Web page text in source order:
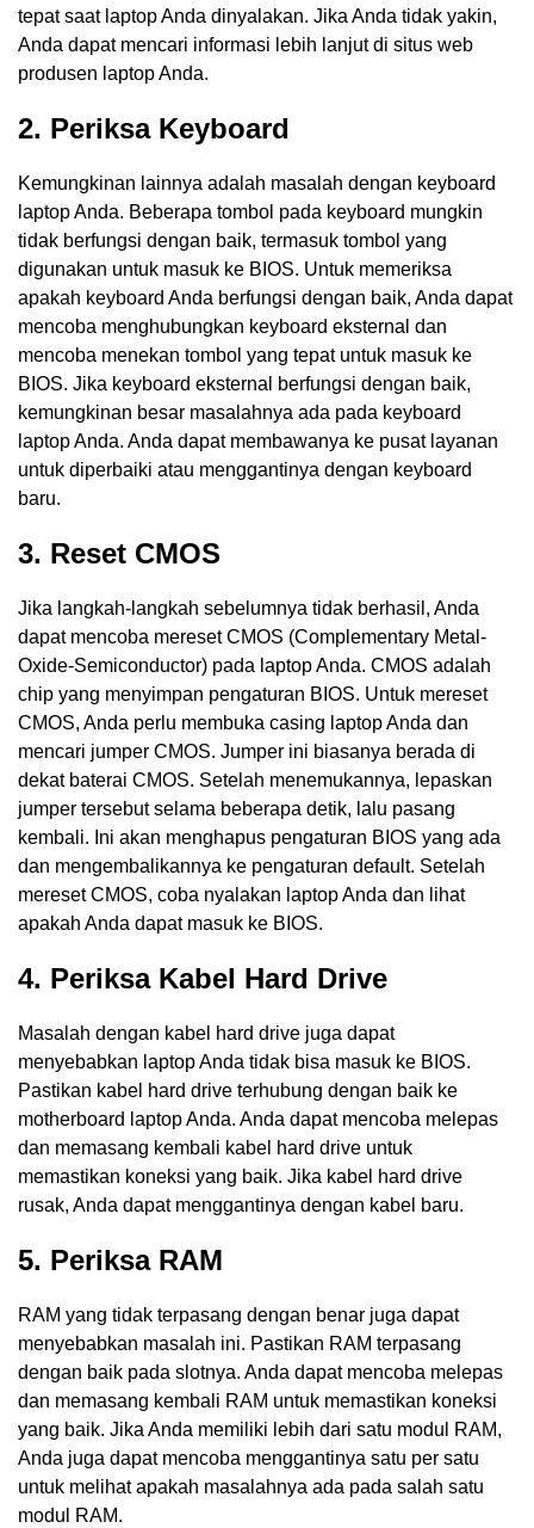
tepat saat laptop Anda dinyalakan. Jika Anda tidak yakin,
Anda dapat mencari informasi lebih lanjut di situs web
produsen laptop Anda.
2. Periksa Keyboard
Kemungkinan lainnya adalah masalah dengan keyboard
laptop Anda. Beberapa tombol pada keyboard mungkin
tidak berfungsi dengan baik, termasuk tombol yang
digunakan untuk masuk ke BIOS. Untuk memeriksa
apakah keyboard Anda berfungsi dengan baik, Anda dapat
mencoba menghubungkan keyboard eksternal dan
mencoba menekan tombol yang tepat untuk masuk ke
BIOS. Jika keyboard eksternal berfungsi dengan baik,
kemungkinan besar masalahnya ada pada keyboard
laptop Anda. Anda dapat membawanya ke pusat layanan
untuk diperbaiki atau menggantinya dengan keyboard
baru.
3. Reset CMOS
Jika langkah-langkah sebelumnya tidak berhasil, Anda
dapat mencoba mereset CMOS (Complementary Metal-
Oxide-Semiconductor) pada laptop Anda. CMOS adalah
chip yang menyimpan pengaturan BIOS. Untuk mereset
CMOS, Anda perlu membuka casing laptop Anda dan
mencari jumper CMOS. Jumper ini biasanya berada di
dekat baterai CMOS. Setelah menemukannya, lepaskan
jumper tersebut selama beberapa detik, lalu pasang
kembali. Ini akan menghapus pengaturan BIOS yang ada
dan mengembalikannya ke pengaturan default. Setelah
mereset CMOS, coba nyalakan laptop Anda dan lihat
apakah Anda dapat masuk ke BIOS.
4. Periksa Kabel Hard Drive
Masalah dengan kabel hard drive juga dapat
menyebabkan laptop Anda tidak bisa masuk ke BIOS.
Pastikan kabel hard drive terhubung dengan baik ke
motherboard laptop Anda. Anda dapat mencoba melepas
dan memasang kembali kabel hard drive untuk
memastikan koneksi yang baik. Jika kabel hard drive
rusak, Anda dapat menggantinya dengan kabel baru.
5. Periksa RAM
RAM yang tidak terpasang dengan benar juga dapat
menyebabkan masalah ini. Pastikan RAM terpasang
dengan baik pada slotnya. Anda dapat mencoba melepas
dan memasang kembali RAM untuk memastikan koneksi
yang baik. Jika Anda memiliki lebih dari satu modul RAM,
Anda juga dapat mencoba menggantinya satu per satu
untuk melihat apakah masalahnya ada pada salah satu
modul RAM.